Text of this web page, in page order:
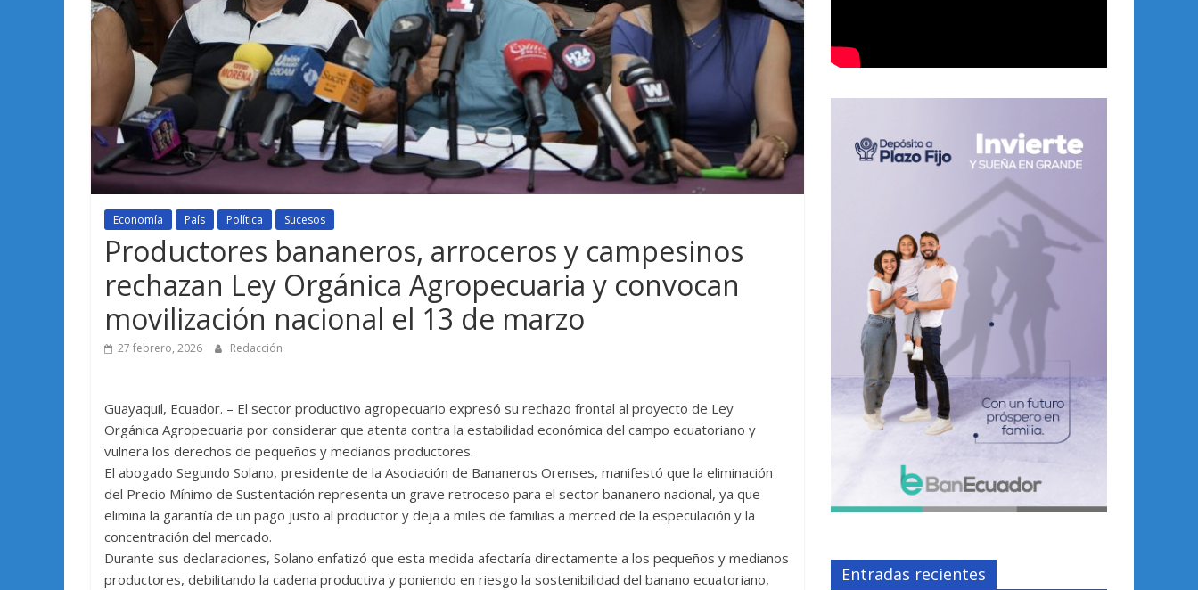
Economía País Política Sucesos
Productores bananeros, arroceros y campesinos
rechazan Ley Orgánica Agropecuaria y convocan
movilización nacional el 13 de marzo
27 febrero, 2026 Redacción
Guayaquil, Ecuador. – El sector productivo agropecuario expresó su rechazo frontal al proyecto de Ley
Orgánica Agropecuaria por considerar que atenta contra la estabilidad económica del campo ecuatoriano y
vulnera los derechos de pequeños y medianos productores.
El abogado Segundo Solano, presidente de la Asociación de Bananeros Orenses, manifestó que la eliminación
del Precio Mínimo de Sustentación representa un grave retroceso para el sector bananero nacional, ya que
elimina la garantía de un pago justo al productor y deja a miles de familias a merced de la especulación y la
concentración del mercado.
Durante sus declaraciones, Solano enfatizó que esta medida afectaría directamente a los pequeños y medianos
productores, debilitando la cadena productiva y poniendo en riesgo la sostenibilidad del banano ecuatoriano,
Entradas recientes